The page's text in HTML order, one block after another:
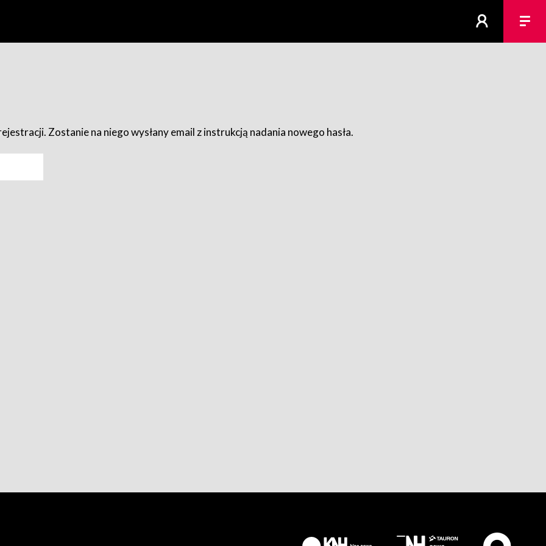
Zostanie na niego wysłany email z instrukcją nadania nowego hasła.